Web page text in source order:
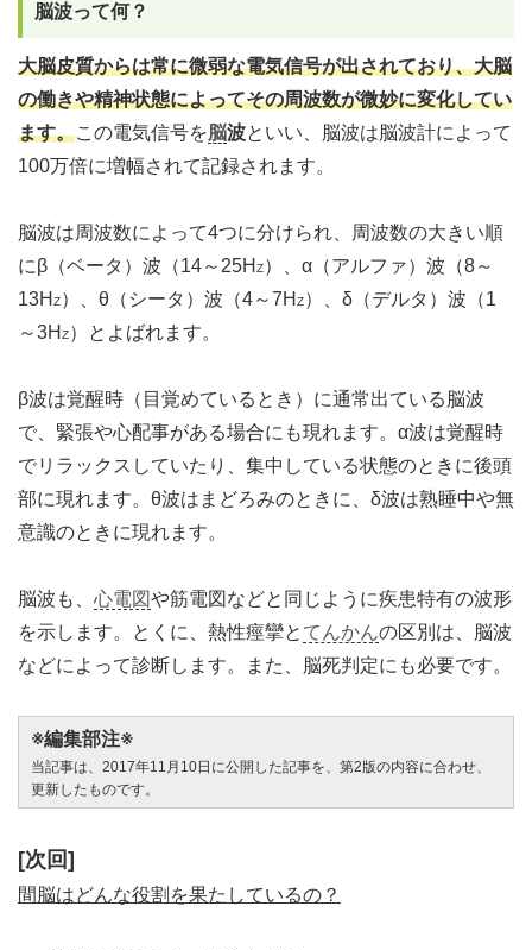
脳波って何？
大脳皮質からは常に微弱な電気信号が出されており、大脳
の働きや精神状態によってその周波数が微妙に変化してい
ます。この電気信号を脳波といい、脳波は脳波計によって
100万倍に増幅されて記録されます。
脳波は周波数によって4つに分けられ、周波数の大きい順
にβ（ベータ）波（14～25H Z）、α（アルファ）波（8～
13H Z）、θ（シータ）波（4～7H Z）、δ（デルタ）波（1
～3H Z）とよばれます。
β波は覚醒時（目覚めているとき）に通常出ている脳波
で、緊張や心配事がある場合にも現れます。α波は覚醒時
でリラックスしていたり、集中している状態のときに後頭
部に現れます。θ波はまどろみのときに、δ波は熟睡中や無
意識のときに現れます。
脳波も、 心電図や筋電図などと同じように疾患特有の波形
を示します。とくに、熱性痙攣と てんかんの区別は、脳波
などによって診断します。また、脳死判定にも必要です。
※編集部注※
当記事は、2017年11月10日に公開した記事を、第2版の内容に合わせ、
更新したものです。
[次回]
間脳はどんな役割を果たしているの？